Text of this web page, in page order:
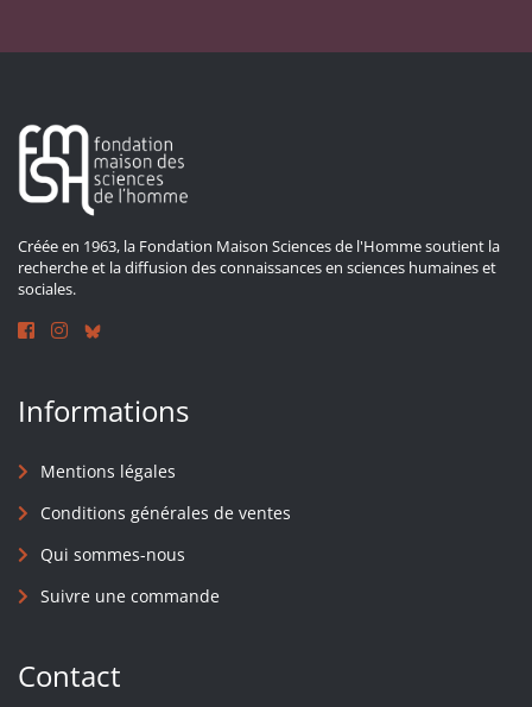
Créée en 1963, la Fondation Maison Sciences de l'Homme soutient la
recherche et la diffusion des connaissances en sciences humaines et
sociales.
Informations
Mentions légales
Conditions générales de ventes
Qui sommes-nous
Suivre une commande
Contact